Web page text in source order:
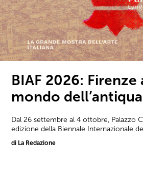
BIAF 2026:
mondo
Dal 26 settembre al 4 ottobre, Palazzo
edizione della Biennale Internazionale
di La Redazione